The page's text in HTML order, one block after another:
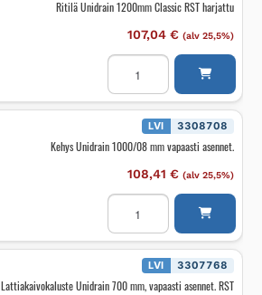
Ritilä Unidrain 1200mm Classic RST harjattu
107,04 € (alv 25,5%)
Ritilä
Unidrain
1200mm
Classic
RST
harjattu
määrä
LVI 3308708
Kehys Unidrain 1000/08 mm vapaasti asennet.
108,41 € (alv 25,5%)
Kehys
Unidrain
1000/08
mm
vapaasti
asennet.
määrä
LVI 3307768
Lattiakaivokaluste Unidrain 700 mm, vapaasti asennet. RST